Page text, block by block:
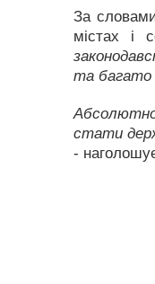
За
містах і
та багато
Абсолютно
стати
-